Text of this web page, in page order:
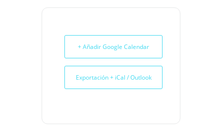
+ Añadir Google Calendar
Exportación + iCal / Outlook